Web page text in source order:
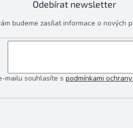
Odebírat newsletter
budeme zasílat informace o nových
mailu souhlasíte s podmínkami